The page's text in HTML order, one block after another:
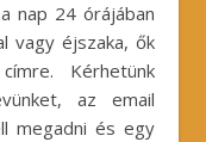
nap 24 órájában
vagy éjszaka, ők
Kérhetünk
az email
megadni és egy